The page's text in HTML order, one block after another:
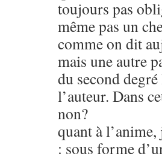
toujours pas
même pas un
comme on dit
mais une autre
du second
l’auteur. Dans
non?
quant à
: sous forme